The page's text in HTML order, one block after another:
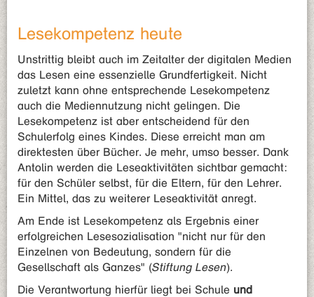
Lesekompetenz heute
Unstrittig bleibt auch im Zeitalter der digitalen Medien
das Lesen eine essenzielle Grundfertigkeit. Nicht
zuletzt kann ohne entsprechende Lesekompetenz
auch die Mediennutzung nicht gelingen. Die
Lesekompetenz ist aber entscheidend für den
Schulerfolg eines Kindes. Diese erreicht man am
direktesten über Bücher. Je mehr, umso besser. Dank
Antolin werden die Leseaktivitäten sichtbar gemacht:
für den Schüler selbst, für die Eltern, für den Lehrer.
Ein Mittel, das zu weiterer Leseaktivität anregt.
Am Ende ist Lesekompetenz als Ergebnis einer
erfolgreichen Lesesozialisation "nicht nur für den
Einzelnen von Bedeutung, sondern für die
Gesellschaft als Ganzes" (Stiftung Lesen).
Die Verantwortung hierfür liegt bei Schule und